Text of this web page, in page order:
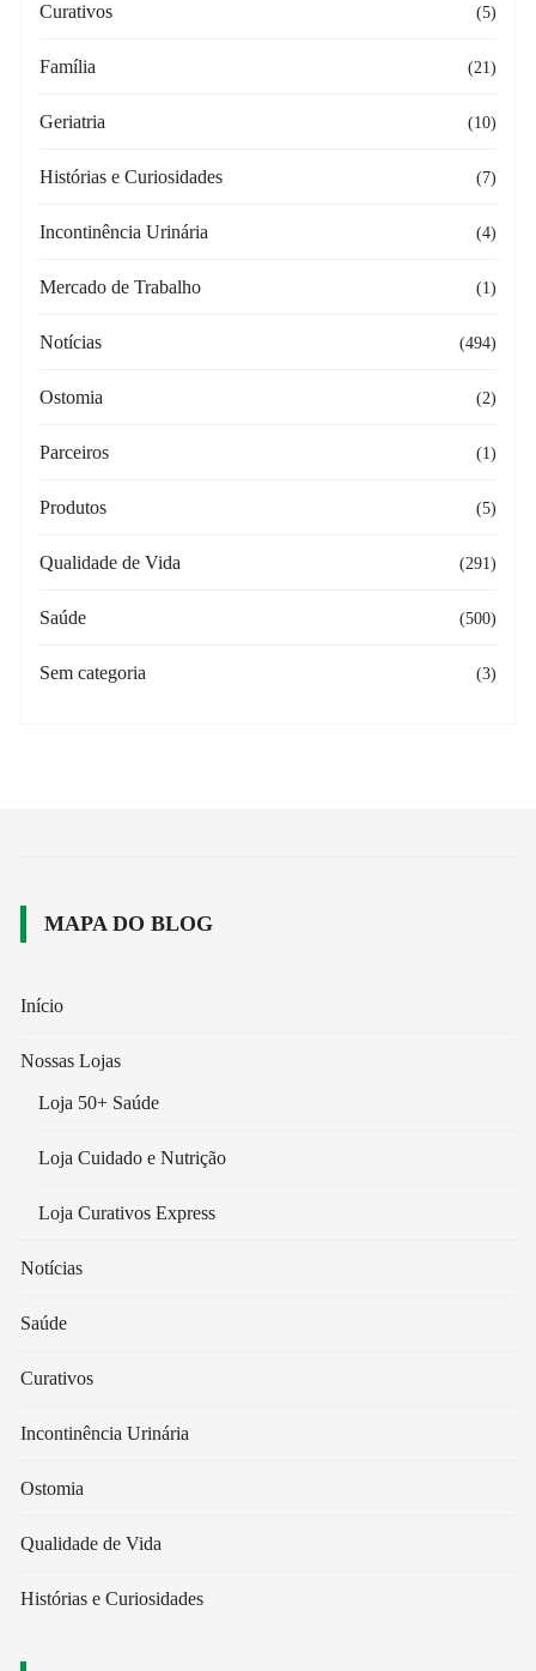
Curativos (5)
Família (21)
Geriatria (10)
Histórias e Curiosidades (7)
Incontinência Urinária (4)
Mercado de Trabalho (1)
Notícias (494)
Ostomia (2)
Parceiros (1)
Produtos (5)
Qualidade de Vida (291)
Saúde (500)
Sem categoria (3)
MAPA DO BLOG
Início
Nossas Lojas
Loja 50+ Saúde
Loja Cuidado e Nutrição
Loja Curativos Express
Notícias
Saúde
Curativos
Incontinência Urinária
Ostomia
Qualidade de Vida
Histórias e Curiosidades